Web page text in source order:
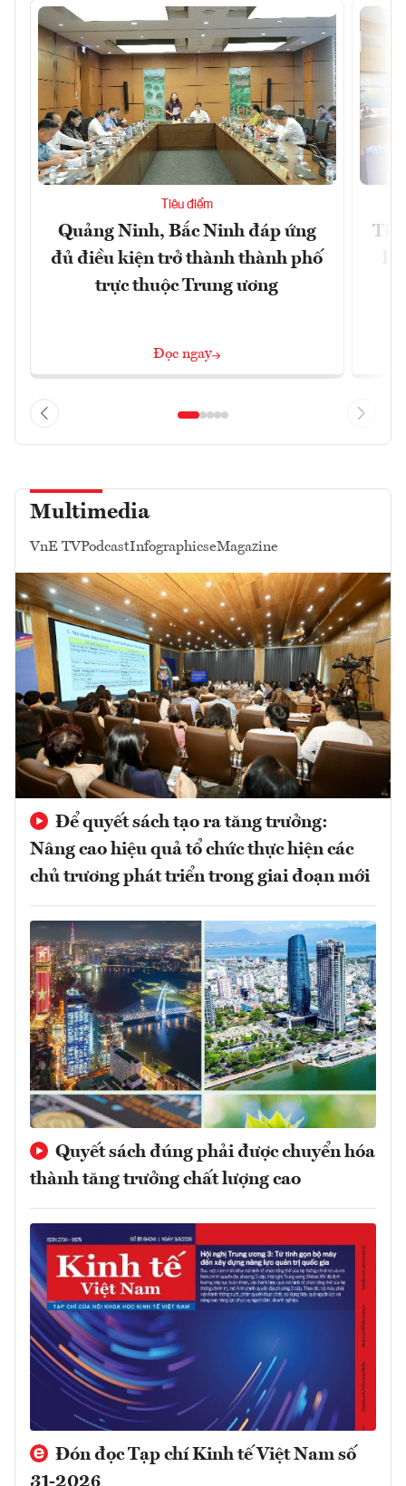
Tiêu điểm
Quảng Ninh, Bắc Ninh đáp ứng
đủ điều kiện trở thành thành phố
trực thuộc Trung ương
Đọc ngay
Multimedia
VnE TVPodcastInfographicseMagazine
Để quyết sách tạo ra tăng trưởng:
Nâng cao hiệu quả tổ chức thực hiện các
chủ trương phát triển trong giai đoạn mới
Quyết sách đúng phải được chuyển hóa
thành tăng trưởng chất lượng cao
Đón đọc Tạp chí Kinh tế Việt Nam số
31-2026